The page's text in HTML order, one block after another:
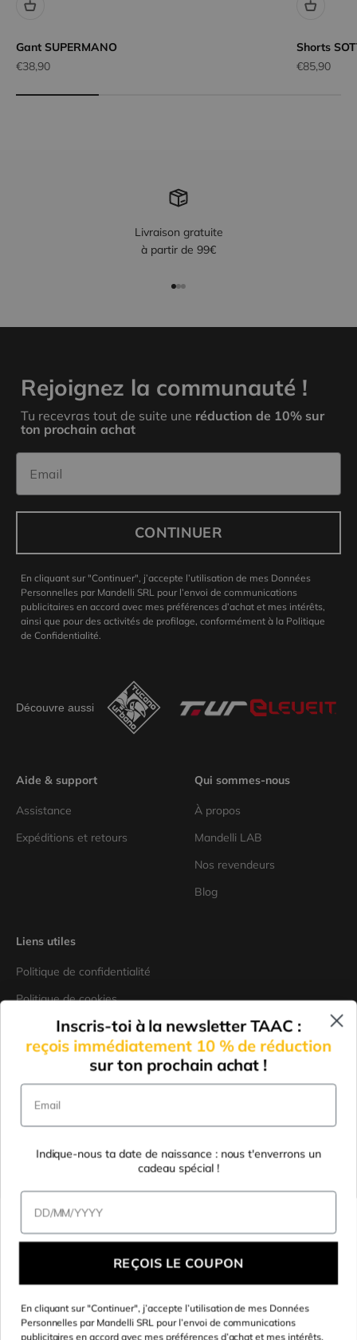
Gant SUPERMANO
Prix Remisé
€38,90
Shorts
Prix Remisé
€85,90
Livraison gratuite
à partir de 99€
Rejoignez la communauté !
Tu recevras tout de suite une réduction de 10% sur
ton prochain achat
Email
CONTINUER
En cliquant sur "Continuer", j’accepte l’utilisation de mes Données
Personnelles par Mandelli SRL pour l’envoi de communications
publicitaires en accord avec mes préférences d’achat et mes intérêts,
ainsi que pour des activités de profilage, conformément à la Politique
de Confidentialité.
Découvre aussi
Aide & support
Assistance
Expéditions et retours
Qui sommes-nous
À propos
Mandelli LAB
Nos revendeurs
Blog
Liens utiles
Politique de confidentialité
Politique de cookies
Modifier les préférences de
Cookies
Conditions générales de
vente
Bodon enregistré: Mandelli Srl - Via Tommaso Grossi, 5 - 20841
Inscris-toi à la newsletter TAAC :
reçois immédiatement 10 % de réduction
sur ton prochain achat !
Email
Indique-nous ta date de naissance : nous t'enverrons un
cadeau spécial !
Data di nascita
REÇOIS LE COUPON
En cliquant sur "Continuer", j’accepte l’utilisation de mes Données
Personnelles par Mandelli SRL pour l’envoi de communications
publicitaires en accord avec mes préférences d’achat et mes intérêts,